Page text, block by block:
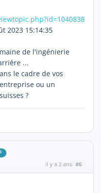
2023 15:14:35
de l'ingénierie
...
le cadre de vos
ou un
?
il y a 2 ans #6